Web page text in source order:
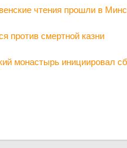
чтения прошли в
против смертной казни
монастырь инициировал